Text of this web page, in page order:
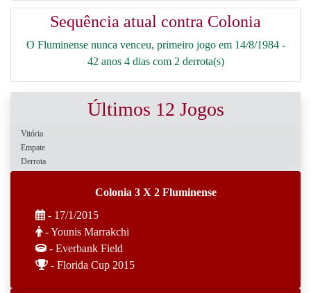
Sequência atual contra Colonia
O Fluminense nunca venceu, primeiro jogo em 14/8/1984 -
42 anos 4 dias com 2 derrota(s)
Últimos 12 Jogos
Vitória
Empate
Derrota
Colonia 3 X 2 Fluminense
- 17/1/2015
- Younis Marrakchi
- Everbank Field
- Florida Cup 2015